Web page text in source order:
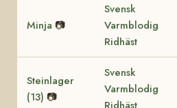
Minja 📷
Svensk
Varmblodig
Ridhäst
Steinlager
(13) 📷
Svensk
Varmblodig
Ridhäst